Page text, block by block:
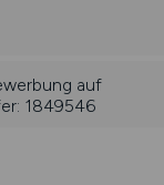
auf
1849546